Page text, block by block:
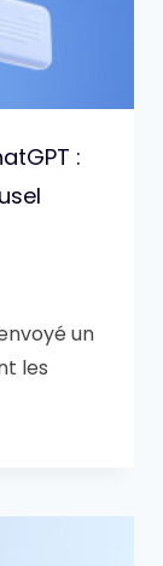
:
un
les